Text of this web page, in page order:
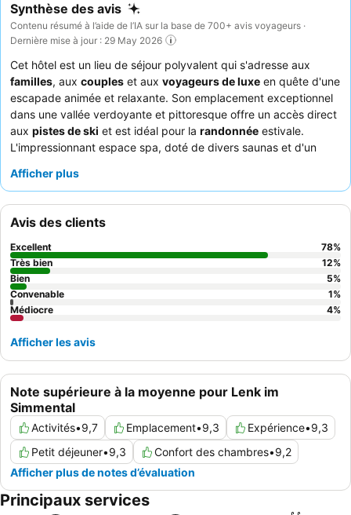
Synthèse des avis
Contenu résumé à l’aide de l’IA sur la base de 700+ avis voyageurs ·
Dernière mise à jour : 29 May 2026
Cet hôtel est un lieu de séjour polyvalent qui s'adresse aux
familles, aux couples et aux voyageurs de luxe en quête d'une
escapade animée et relaxante. Son emplacement exceptionnel
dans une vallée verdoyante et pittoresque offre un accès direct
aux pistes de ski et est idéal pour la randonnée estivale.
L'impressionnant espace spa, doté de divers saunas et d'un
détente et les loisirs. Les clients ne cessent de louer le
dîners gastronomiques
Pour une expérience optimale, pensez à réserver une suite pour
bénéficier d'un confort spacieux et moderne et de vues
imprenables sur la montagne.
Afficher plus
Note supérieure à la moyenne pour Lenk im
Simmental
Activités•9,7 Emplacement•9,3 Expérience•9,3
Petit déjeuner•9,3 Confort des chambres•9,2
Afficher plus de notes d’évaluation
Avis des clients
Excellent 78%
Très bien
12%
Bien
5%
Convenable
1%
Médiocre
4%
Afficher les avis
Principaux services